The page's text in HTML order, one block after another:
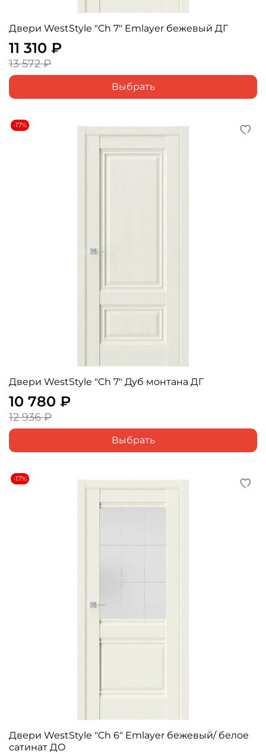
Двери WestStyle "Ch 7" Emlayer бежевый ДГ
11 310 ₽
13 572 ₽
Выбрать
-17%
Двери WestStyle "Ch 7" Дуб монтана ДГ
10 780 ₽
12 936 ₽
Выбрать
-17%
Двери WestStyle "Ch 6" Emlayer бежевый/ белое
сатинат ДО